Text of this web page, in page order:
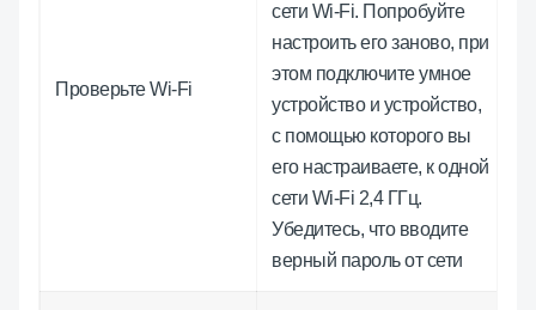
Проверьте Wi-Fi
сети Wi-Fi. Попробуйте
настроить его заново, при
этом подключите умное
устройство и устройство,
с помощью которого вы
его настраиваете, к одной
сети Wi-Fi 2,4 ГГц.
Убедитесь, что вводите
верный пароль от сети